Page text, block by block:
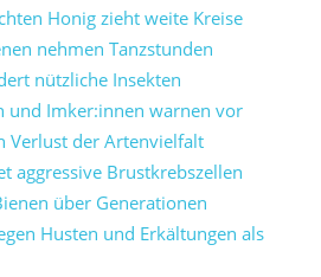
Honig zieht weite Kreise
nehmen Tanzstunden
nützliche Insekten
und Imker:innen warnen vor
Verlust der Artenvielfalt
aggressive Brustkrebszellen
über Generationen
Husten und Erkältungen als